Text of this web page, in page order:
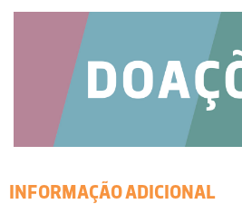
INFORMAÇÃO ADICIONAL